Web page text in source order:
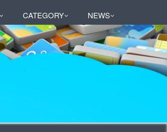
CATEGORY NEWS